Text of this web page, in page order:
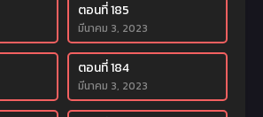
ตอนที่ 185
มีนาคม 3, 2023
ตอนที่ 184
มีนาคม 3, 2023